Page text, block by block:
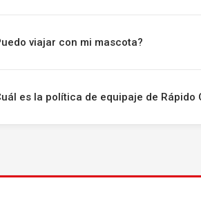
viajar con mi mascota?
es la política de equipaje de Rápido